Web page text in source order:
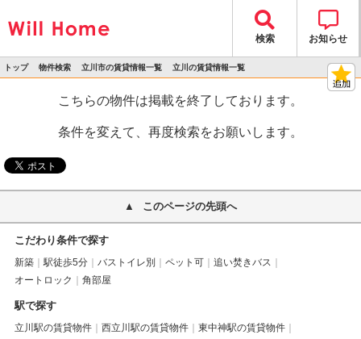
検索 お知らせ
トップ 物件検索 立川市の賃貸情報一覧 立川の賃貸情報一覧
こちらの物件は掲載を終了しております。
条件を変えて、再度検索をお願いします。
このページの先頭へ
こだわり条件で探す
新築 駅徒歩5分 バストイレ別 ペット可
追い焚きバス
オートロック
角部屋
駅で探す
立川駅の賃貸物件 西立川駅の賃貸物件
東中神駅の賃貸物件